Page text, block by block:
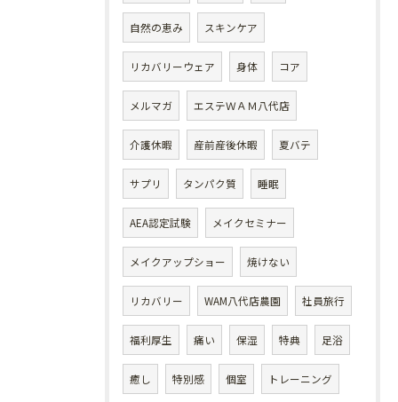
自然の恵み スキンケア
リカバリーウェア 身体 コア
メルマガ エステＷＡＭ八代店
介護休暇 産前産後休暇 夏バテ
サプリ タンパク質 睡眠
AEA認定試験 メイクセミナー
メイクアップショー 焼けない
リカバリー WAM八代店農園 社員旅行
福利厚生 痛い 保湿 特典 足浴
癒し 特別感 個室 トレーニング